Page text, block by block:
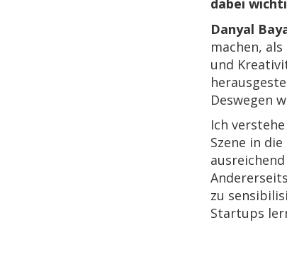
dabei
Danyal
machen,
und
Deswegen
Ich
Szene in
zu
Startups